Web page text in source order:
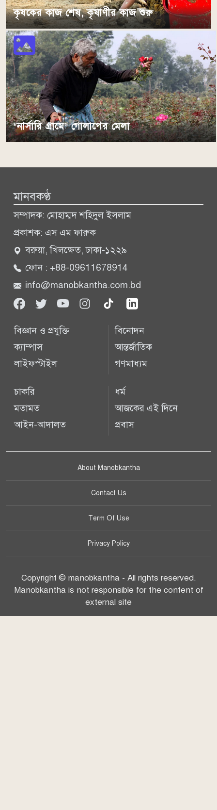
কৃষকের কাজ শেষ, কৃষাণীর কাজ শুরু
‘নার্সারি গ্রামে’ গোলাপের মেলা
মানবকণ্ঠ
সম্পাদক: মোহাম্মদ শহিদুল ইসলাম
প্রকাশক: এস এম ফারুক
বরুয়া, খিলক্ষেত, ঢাকা-১২২৯
ফোন : +88-09611678914
info@manobkantha.com.bd
বিজ্ঞান ও প্রযুক্তি
ক্যাম্পাস
লাইফস্টাইল
বিনোদন
আন্তর্জাতিক
গণমাধ্যম
চাকরি
মতামত
আইন-আদালত
ধর্ম
আজকের এই দিনে
প্রবাস
About Manobkantha
Contact Us
Term Of Use
Privacy Policy
Copyright © manobkantha - All rights reserved.
Manobkantha is not responsible for the content of
external site